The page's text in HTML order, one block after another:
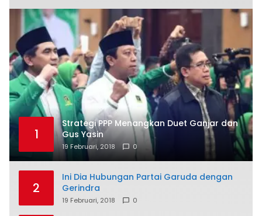
1
Strategi PPP Menangkan Duet Ganjar dan
Gus Yasin
19 Februari, 2018 0
2
Ini Dia Hubungan Partai Garuda dengan
Gerindra
19 Februari, 2018 0